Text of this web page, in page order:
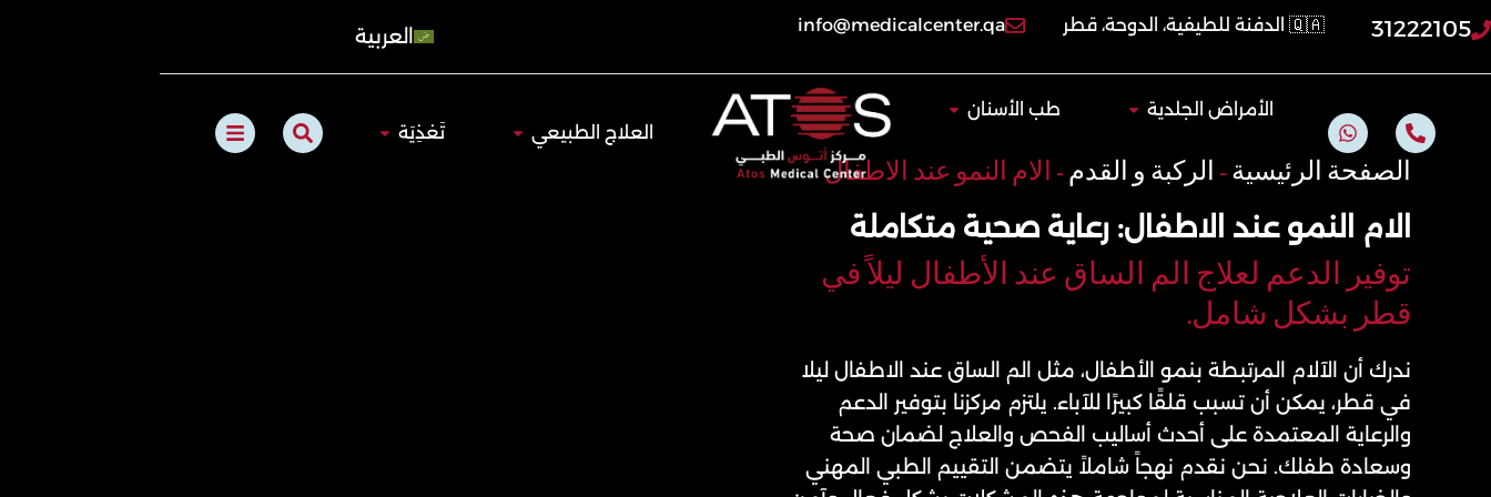
إلى
المحتوى
31222105 🇶🇦 الدفنة للطيفية، الدوحة، قطر info@medicalcenter.qa العربية
P
h
o
n
a
W
h
t
p
p
الأمراض الجلدية Open الأمراض الجلدية طب الأسنان Open طب الأسنان
العلاج الطبيعي Open العلاج الطبيعي تَغذِيَة Open تَغذِيَة
S
e
B
a
الصفحة الرئيسية- الركبة و القدم- الام النمو عند الاطفال
الام النمو عند الاطفال: رعاية صحية متكاملة
توفير الدعم لعلاج الم الساق عند الأطفال ليلاً في
قطر بشكل شامل.
ندرك أن الآلام المرتبطة بنمو الأطفال، مثل الم الساق عند الاطفال ليلا
في قطر، يمكن أن تسبب قلقًا كبيرًا للآباء. يلتزم مركزنا بتوفير الدعم
والرعاية المعتمدة على أحدث أساليب الفحص والعلاج لضمان صحة
وسعادة طفلك. نحن نقدم نهجاً شاملاً يتضمن التقييم الطبي المهني